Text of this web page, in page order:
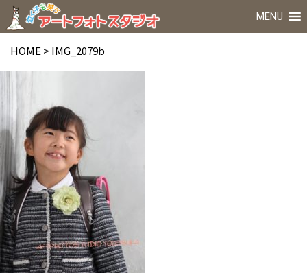
MENU
HOME > IMG_2079b